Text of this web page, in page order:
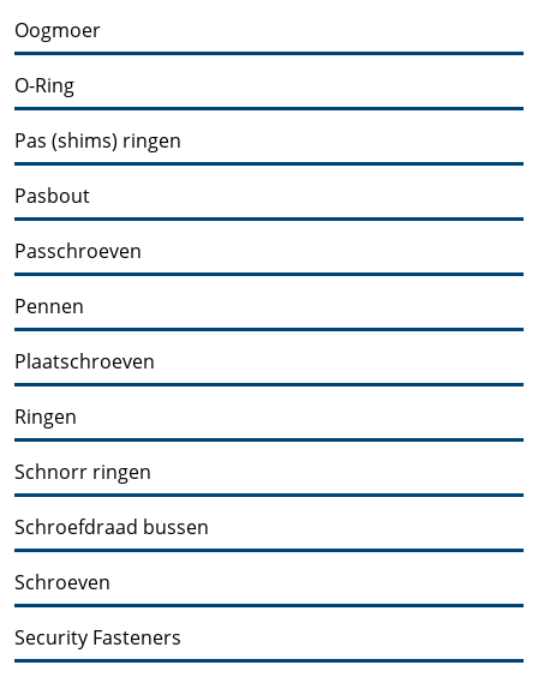
Oogmoer
O-Ring
Pas (shims) ringen
Pasbout
Passchroeven
Pennen
Plaatschroeven
Ringen
Schnorr ringen
Schroefdraad bussen
Schroeven
Security Fasteners